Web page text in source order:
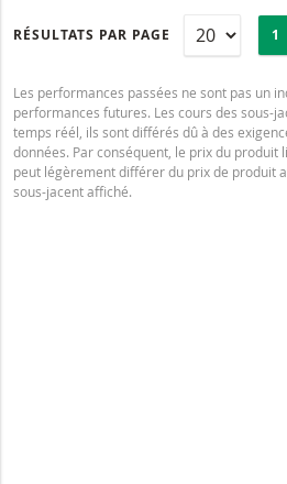
RÉSULTATS PAR PAGE 1
Les performances passées ne sont pas un
performances futures. Les cours des sous-
temps réél, ils sont différés dû à des
données. Par conséquent, le prix du produit
peut légèrement différer du prix de produit
sous-jacent affiché.